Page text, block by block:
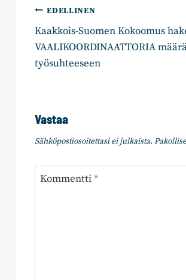
Artikkelien
selaus
EDELLINEN
Kaakkois-Suomen Kokoomus
VAALIKOORDINAATTORIA
työsuhteeseen
Vastaa
Sähköpostiosoitettasi ei julkaista.
Kommentti*